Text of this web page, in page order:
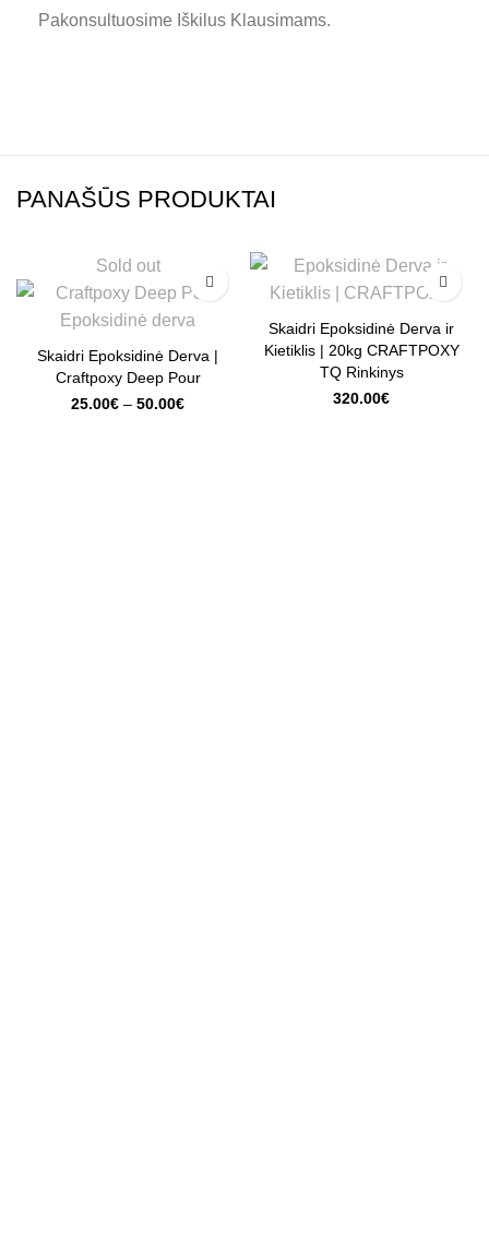
Pakonsultuosime Iškilus Klausimams.
PANAŠŪS PRODUKTAI
Sold out
Skaidri Epoksidinė Derva |
Craftpoxy Deep Pour
25.00€ – 50.00€
Skaidri Epoksidinė Derva ir
Kietiklis | 20kg CRAFTPOXY
TQ Rinkinys
320.00€